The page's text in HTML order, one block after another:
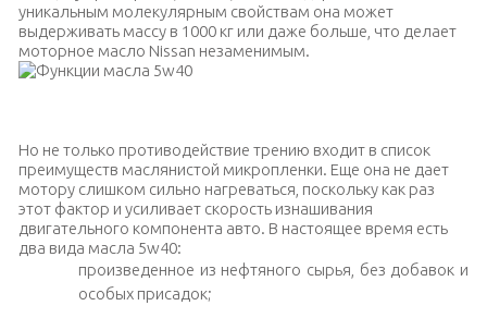
уникальным молекулярным свойствам она может
выдерживать массу в 1000 кг или даже больше, что делает
моторное масло Nissan незаменимым.
Но не только противодействие трению входит в список
преимуществ маслянистой микропленки. Еще она не дает
мотору слишком сильно нагреваться, поскольку как раз
этот фактор и усиливает скорость изнашивания
двигательного компонента авто. В настоящее время есть
два вида масла 5w40:
произведенное из нефтяного сырья, без добавок и
особых присадок;